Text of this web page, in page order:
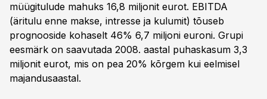
müügitulude mahuks 16,8 miljonit eurot. EBITDA
(äritulu enne makse, intresse ja kulumit) tõuseb
prognooside kohaselt 46% 6,7 miljoni euroni. Grupi
eesmärk on saavutada 2008. aastal puhaskasum 3,3
miljonit eurot, mis on pea 20% kõrgem kui eelmisel
majandusaastal.